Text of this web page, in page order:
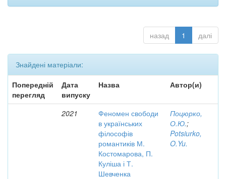
назад 1 далі
Знайдені матеріали:
Попередній
перегляд
Дата
випуску
Назва Автор(и)
2021
Феномен свободи
в українських
філософів
романтиків М.
Костомарова, П.
Куліша і Т.
Шевченка
Поцюрко,
О.Ю.;
Potsiurko,
O.Yu.